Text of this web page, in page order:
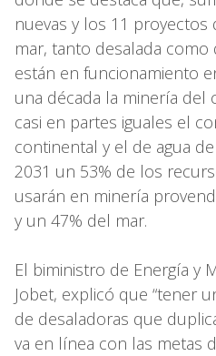
nuevas y los 11 proyectos
mar, tanto desalada
están en funcionamiento
una década la minería del
casi en partes iguales el
continental y el de agua
2031 un 53% de los
usarán en minería
y un 47% del mar.
El biministro de Energía y
Jobet, explicó que “tener
de desaladoras que
va en línea con las metas